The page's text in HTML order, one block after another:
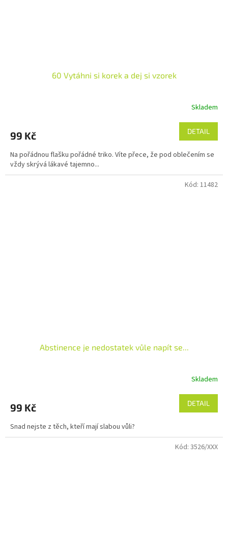
60 Vytáhni si korek a dej si vzorek
Skladem
99 Kč DETAIL
Na pořádnou flašku pořádné triko. Víte přece, že pod oblečením se
vždy skrývá lákavé tajemno...
Abstinence je nedostatek vůle napít se...
Skladem
99 Kč DETAIL
Snad nejste z těch, kteří mají slabou vůli?
Kód: 11482
Kód: 3526/XXX